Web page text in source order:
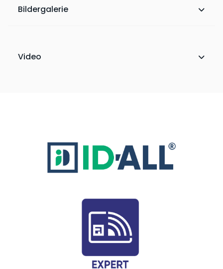
Bildergalerie
Video